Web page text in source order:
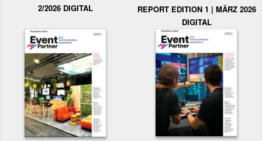
2/2026 DIGITAL
REPORT EDITION 1 | MÄRZ 2026
DIGITAL